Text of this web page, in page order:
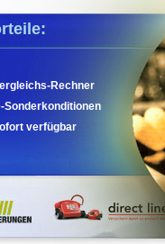
Rechner
Sonderkonditionen
verfügbar